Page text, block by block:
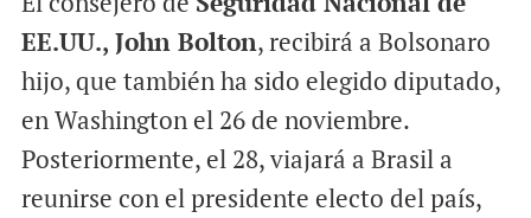
EE.UU., John Bolton, recibirá a Bolsonaro
hijo, que también ha sido elegido diputado,
en Washington el 26 de noviembre.
Posteriormente, el 28, viajará a Brasil a
reunirse con el presidente electo del país,